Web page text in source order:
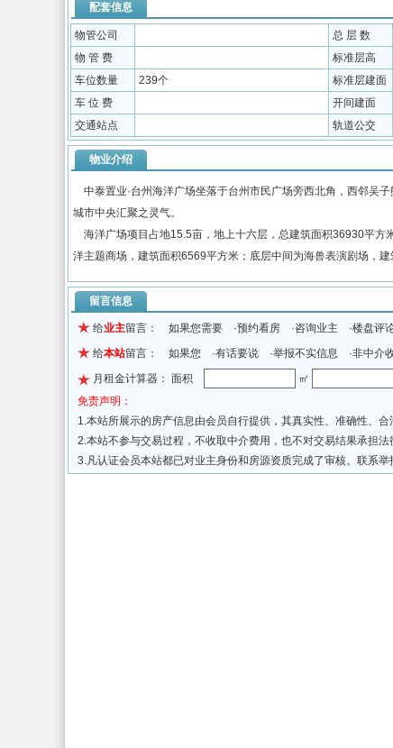
配套信息
物管公司 总 层 数
物 管 费
标准层高
车位数量
239个 标准层建面
车 位 费
开间建面
交通站点
轨道公交
物业介绍
中泰置业·台州海洋广场坐落于台州市民广场旁西北角，西邻吴
城市中央汇聚之灵气。
海洋广场项目占地15.5亩，地上十六层，总建筑面积36930平方
洋主题商场，建筑面积6569平方米；底层中间为海兽表演剧场，
留言信息
给业主留言： 如果您需要 ·预约看房 ·咨询业主 ·楼盘评
给本站留言： 如果您 ·有话要说 ·举报不实信息 ·非中介
月租金计算器： 面积 ㎡
免责声明：
1.本站所展示的房产信息由会员自行提供，其真实性、准确性、合
2.本站不参与交易过程，不收取中介费用，也不对交易结果承担
3.凡认证会员本站都已对业主身份和房源资质完成了审核。联系举